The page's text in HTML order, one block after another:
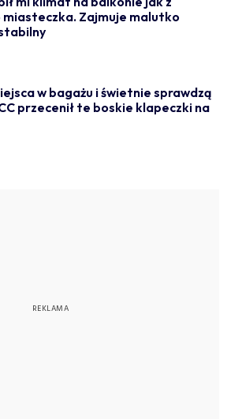
Zajmuje malutko
w bagażu i świetnie sprawdzą
przecenił te boskie klapeczki na